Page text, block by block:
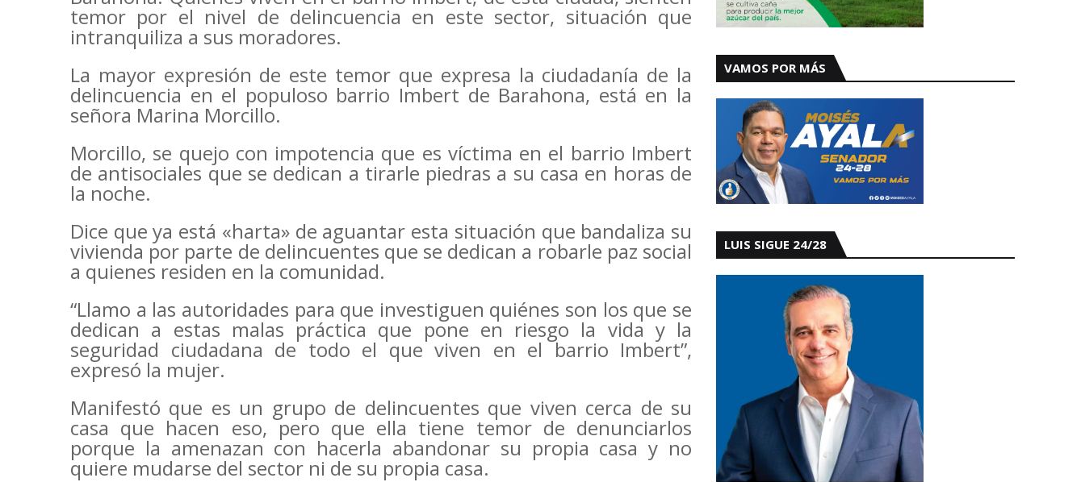
temor por el nivel de delincuencia en este sector, situación que
intranquiliza a sus moradores.
La mayor expresión de este temor que expresa la ciudadanía de la
delincuencia en el populoso barrio Imbert de Barahona, está en la
señora Marina Morcillo.
Morcillo, se quejo con impotencia que es víctima en el barrio Imbert
de antisociales que se dedican a tirarle piedras a su casa en horas de
la noche.
Dice que ya está «harta» de aguantar esta situación que bandaliza su
vivienda por parte de delincuentes que se dedican a robarle paz social
a quienes residen en la comunidad.
“Llamo a las autoridades para que investiguen quiénes son los que se
dedican a estas malas práctica que pone en riesgo la vida y la
seguridad ciudadana de todo el que viven en el barrio Imbert”,
expresó la mujer.
Manifestó que es un grupo de delincuentes que viven cerca de su
casa que hacen eso, pero que ella tiene temor de denunciarlos
porque la amenazan con hacerla abandonar su propia casa y no
quiere mudarse del sector ni de su propia casa.
VAMOS POR MÁS
LUIS SIGUE 24/28